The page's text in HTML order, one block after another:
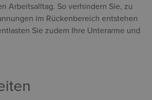
Arbeitsalltag. So verhindern Sie, zu
im Rückenbereich entstehen
Sie zudem Ihre Unterarme und